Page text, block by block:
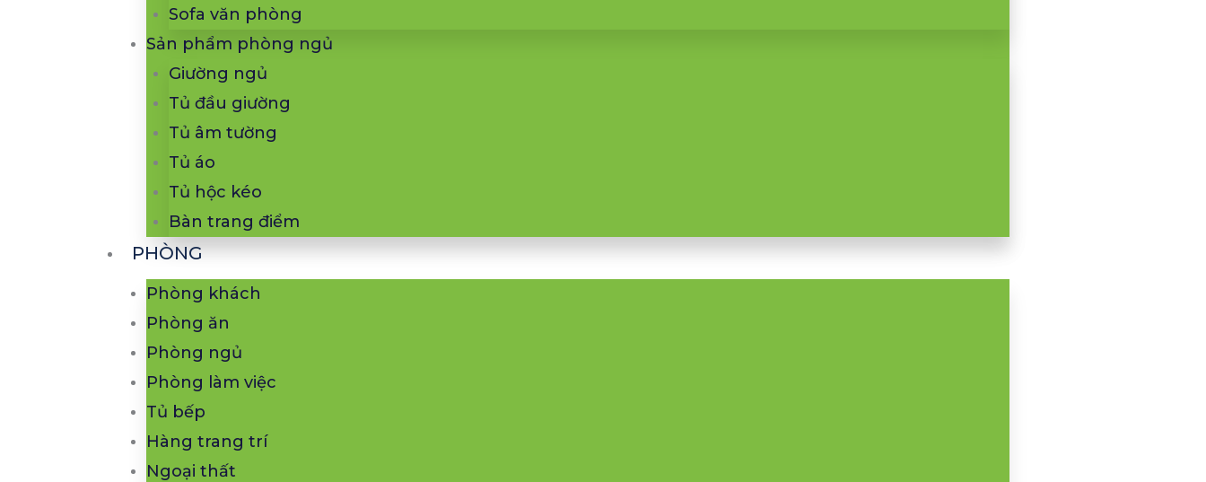
Sofa văn phòng
Sản phẩm phòng ngủ
Giường ngủ
Tủ đầu giường
Tủ âm tường
Tủ áo
Tủ hộc kéo
Bàn trang điểm
PHÒNG
Phòng khách
Phòng ăn
Phòng ngủ
Phòng làm việc
Tủ bếp
Hàng trang trí
Ngoại thất